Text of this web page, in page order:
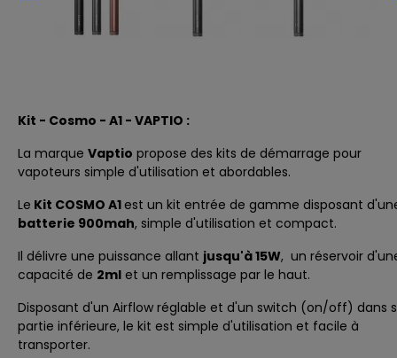
Kit - Cosmo - A1 - VAPTIO :
La marque Vaptio propose des kits de démarrage pour
vapoteurs simple d'utilisation et abordables.
Le Kit COSMO A1est un kit entrée de gamme disposant
batterie 900mah, simple d'utilisation et compact.
Il délivre une puissance allant jusqu'à 15W, un réservoir
capacité de 2ml et un remplissage par le haut.
Disposant d'un Airflow réglable et d'un switch (on/off) dans
partie inférieure, le kit est simple d'utilisation et facile à
transporter.